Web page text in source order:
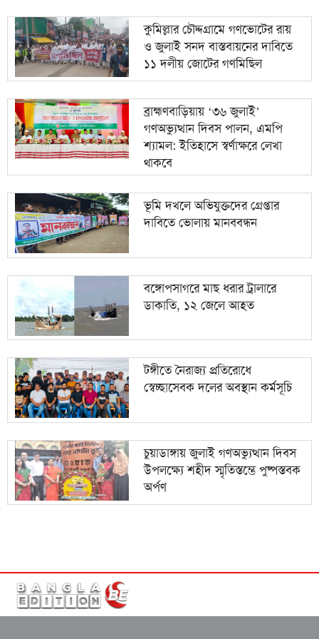
কুমিল্লার চৌদ্দগ্রামে গণভোটের রায়
ও জুলাই সনদ বাস্তবায়নের দাবিতে
১১ দলীয় জোটের গণমিছিল
ব্রাহ্মণবাড়িয়ায় ‘৩৬ জুলাই’
গণঅভ্যুত্থান দিবস পালন, এমপি
শ্যামল: ইতিহাসে স্বর্ণাক্ষরে লেখা
থাকবে
ভূমি দখলে অভিযুক্তদের গ্রেপ্তার
দাবিতে ভোলায় মানববন্ধন
বঙ্গোপসাগরে মাছ ধরার ট্রালারে
ডাকাতি, ১২ জেলে আহত
টঙ্গীতে নৈরাজ্য প্রতিরোধে
স্বেচ্ছাসেবক দলের অবস্থান কর্মসূচি
চুয়াডাঙ্গায় জুলাই গণঅভ্যুত্থান দিবস
উপলক্ষ্যে শহীদ স্মৃতিস্তম্ভে পুষ্পস্তবক
অর্পণ